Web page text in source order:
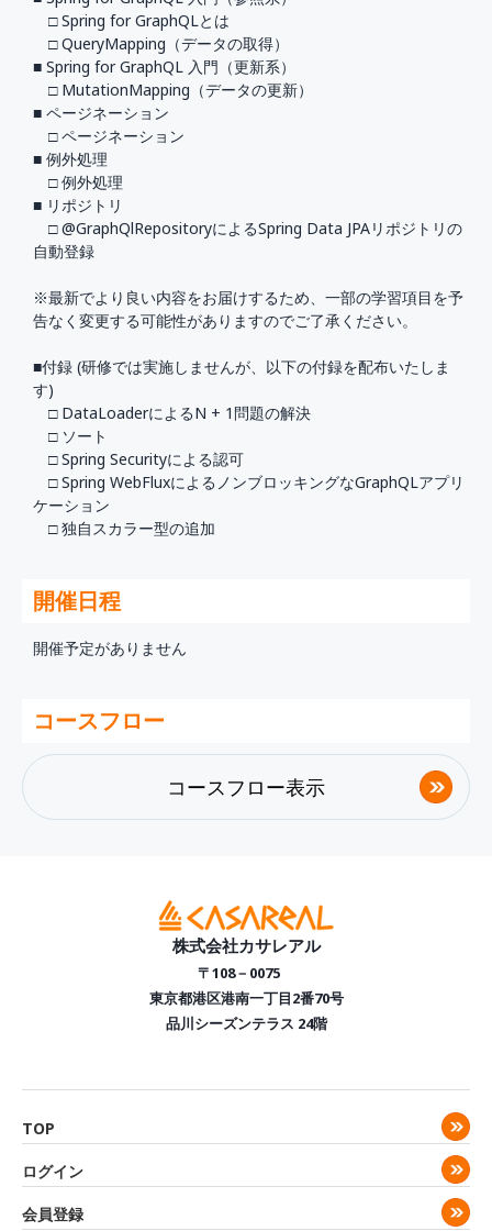
□ Spring for GraphQLとは
□ QueryMapping（データの取得）
■ Spring for GraphQL 入門（更新系）
□ MutationMapping（データの更新）
■ ページネーション
□ ページネーション
■ 例外処理
□ 例外処理
■ リポジトリ
□ @GraphQlRepositoryによるSpring Data JPAリポジトリの
自動登録
※最新でより良い内容をお届けするため、一部の学習項目を予
告なく変更する可能性がありますのでご了承ください。
■付録 (研修では実施しませんが、以下の付録を配布いたしま
す)
□ DataLoaderによるN + 1問題の解決
□ ソート
□ Spring Securityによる認可
□ Spring WebFluxによるノンブロッキングなGraphQLアプリ
ケーション
□ 独自スカラー型の追加
開催日程
開催予定がありません
コースフロー
コースフロー表示
株式会社カサレアル
〒108－0075
東京都港区港南一丁目2番70号
品川シーズンテラス 24階
TOP
ログイン
会員登録